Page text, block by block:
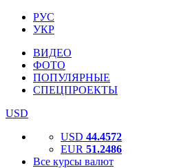
РУС
УКР
ВИДЕО
ФОТО
ПОПУЛЯРНЫЕ
СПЕЦПРОЕКТЫ
USD
USD 44.4572
EUR 51.2486
Все курсы валют